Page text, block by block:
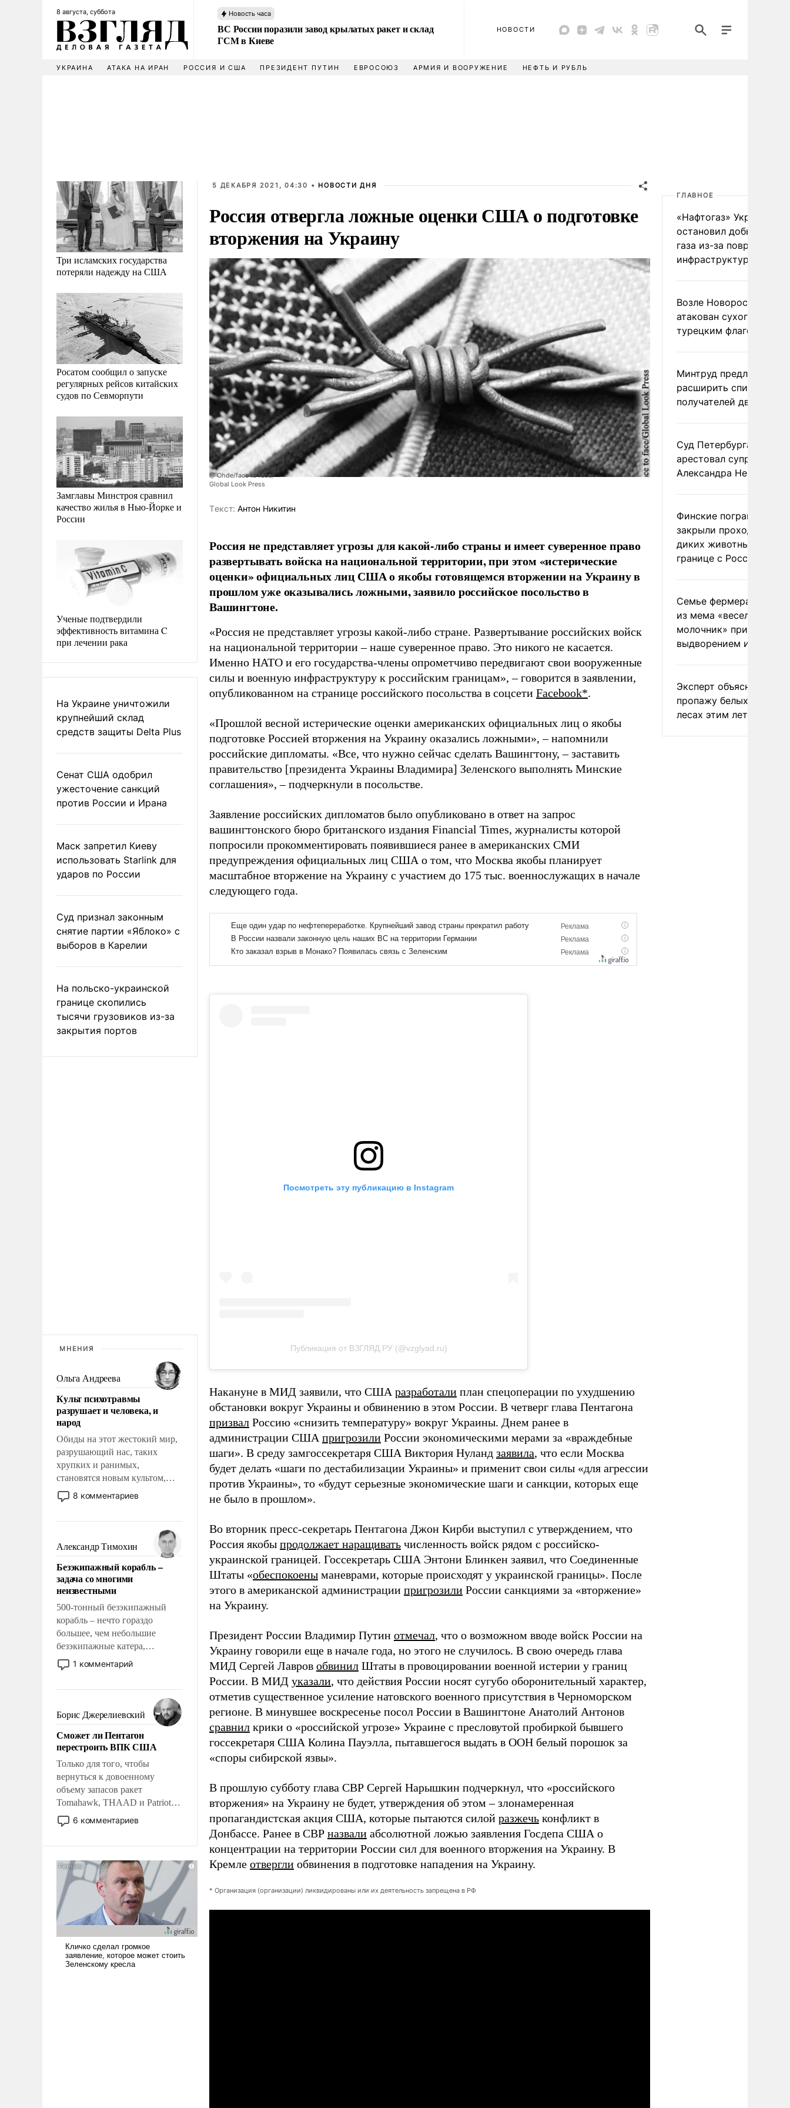
8 августа, суббота Новость часа
ВС России поразили завод крылатых ракет и склад
ГСМ в Киеве
НОВОСТИ
УКРАИНА АТАКА НА ИРАН РОССИЯ И США ПРЕЗИДЕНТ ПУТИН ЕВРОСОЮЗ АРМИЯ И ВООРУЖЕНИЕ НЕФТЬ И РУБЛЬ
Три исламских государства
потеряли надежду на США
Росатом сообщил о запуске
регулярных рейсов китайских
судов по Севморпути
Замглавы Минстроя сравнил
качество жилья в Нью-Йорке и
России
Ученые подтвердили
эффективность витамина C
при лечении рака
На Украине уничтожили
крупнейший склад
средств защиты Delta Plus
Сенат США одобрил
ужесточение санкций
против России и Ирана
Маск запретил Киеву
использовать Starlink для
ударов по России
Суд признал законным
снятие партии «Яблоко» с
выборов в Карелии
На польско-украинской
границе скопились
тысячи грузовиков из-за
закрытия портов
МНЕНИЯ
Ольга Андреева
Культ психотравмы
разрушает и человека, и
народ
Обиды на этот жестокий мир,
разрушающий нас, таких
хрупких и ранимых,
становятся новым культом,
постепенно вытесняя и
отменяя традиционное
мужественным и твердым под
ударами судьбы, брать на себя
ответственность, помогать
слабым, идти вперед и
адаптироваться.
8 комментариев
Александр Тимохин
Безэкипажный корабль –
задача со многими
неизвестными
500-тонный безэкипажный
корабль – нечто гораздо
большее, чем небольшие
безэкипажные катера,
применение которых уже
стало обыденностью. Задача по
сложна и амбициозна. Однако
и ее реализация радикально
поднимет наши боевые
возможности.
1 комментарий
Борис Джерелиевский
Сможет ли Пентагон
перестроить ВПК США
Только для того, чтобы
вернуться к довоенному
объему запасов ракет
Tomahawk, THAAD и Patriot
США потребуется более трех
лет. Даже небольшая война с
Сложившаяся ситуация
означает многолетний период
уязвимости США, например,
перед Китаем.
6 комментариев
5 ДЕКАБРЯ 2021, 04:30 • НОВОСТИ ДНЯ
Россия отвергла ложные оценки США о подготовке
вторжения на Украину
@ Ohde/face to face/
Global Look Press
Tекст: Антон Никитин
Россия не представляет угрозы для какой-либо страны и имеет суверенное право
развертывать войска на национальной территории, при этом «истерические
оценки» официальных лиц США о якобы готовящемся вторжении на Украину в
прошлом уже оказывались ложными, заявило российское посольство в
Вашингтоне.
«Россия не представляет угрозы какой-либо стране. Развертывание российских войск
на национальной территории – наше суверенное право. Это никого не касается.
Именно НАТО и его государства-члены опрометчиво передвигают свои вооруженные
силы и военную инфраструктуру к российским границам», – говорится в заявлении,
опубликованном на странице российского посольства в соцсети Facebook*.
«Прошлой весной истерические оценки американских официальных лиц о якобы
подготовке Россией вторжения на Украину оказались ложными», – напомнили
российские дипломаты. «Все, что нужно сейчас сделать Вашингтону, – заставить
правительство [президента Украины Владимира] Зеленского выполнять Минские
соглашения», – подчеркнули в посольстве.
Заявление российских дипломатов было опубликовано в ответ на запрос
вашингтонского бюро британского издания Financial Times, журналисты которой
попросили прокомментировать появившиеся ранее в американских СМИ
предупреждения официальных лиц США о том, что Москва якобы планирует
масштабное вторжение на Украину с участием до 175 тыс. военнослужащих в начале
следующего года.
Посмотреть эту публикацию в Instagram
Публикация от ВЗГЛЯД.РУ (@vzglyad.ru)
Накануне в МИД заявили, что США разработали план спецоперации по ухудшению
обстановки вокруг Украины и обвинению в этом России. В четверг глава Пентагона
призвал Россию «снизить температуру» вокруг Украины. Днем ранее в
администрации США пригрозили России экономическими мерами за «враждебные
шаги». В среду замгоссекретаря США Виктория Нуланд заявила, что если Москва
будет делать «шаги по дестабилизации Украины» и применит свои силы «для агрессии
против Украины», то «будут серьезные экономические шаги и санкции, которых еще
не было в прошлом».
Во вторник пресс-секретарь Пентагона Джон Кирби выступил с утверждением, что
Россия якобы продолжает наращивать численность войск рядом с российско-
украинской границей. Госсекретарь США Энтони Блинкен заявил, что Соединенные
Штаты «обеспокоены маневрами, которые происходят у украинской границы». После
этого в американской администрации пригрозили России санкциями за «вторжение»
на Украину.
Президент России Владимир Путин отмечал, что о возможном вводе войск России на
Украину говорили еще в начале года, но этого не случилось. В свою очередь глава
МИД Сергей Лавров обвинил Штаты в провоцировании военной истерии у границ
России. В МИД указали, что действия России носят сугубо оборонительный характер,
отметив существенное усиление натовского военного присутствия в Черноморском
регионе. В минувшее воскресенье посол России в Вашингтоне Анатолий Антонов
сравнил крики о «российской угрозе» Украине с пресловутой пробиркой бывшего
госсекретаря США Колина Пауэлла, пытавшегося выдать в ООН белый порошок за
«споры сибирской язвы».
В прошлую субботу глава СВР Сергей Нарышкин подчеркнул, что «российского
вторжения» на Украину не будет, утверждения об этом – злонамеренная
пропагандистская акция США, которые пытаются силой разжечь конфликт в
Донбассе. Ранее в СВР назвали абсолютной ложью заявления Госдепа США о
концентрации на территории России сил для военного вторжения на Украину. В
Кремле отвергли обвинения в подготовке нападения на Украину.
* Организация (организации) ликвидированы или их деятельность запрещена в РФ
ГЛАВНОЕ
«Нафтогаз» Украины
остановил добычу
газа из-за повреждения
инфраструктуры
Возле Новороссийска
атакован сухогруз под
турецким флагом
Минтруд предложил
расширить список
получателей двух
Суд Петербурга заочно
арестовал супругу
Александра Невзорова
Финские пограничники
закрыли проходы для
диких животных на
границе с Россией
Семье фермера
из мема «веселый
молочник» пригрозили
выдворением из
Эксперт объяснил
пропажу белых грибов
лесах этим летом